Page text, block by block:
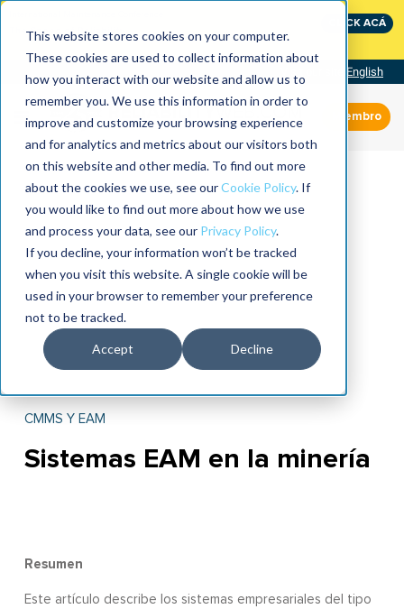
This website stores cookies on your computer.
These cookies are used to collect information about
how you interact with our website and allow us to
remember you. We use this information in order to
improve and customize your browsing experience
and for analytics and metrics about our visitors both
on this website and other media. To find out more
about the cookies we use, see ourCookie Policy. If
you would like to find out more about how we use
and process your data, see our Privacy Policy.
If you decline, your information won’t be tracked
when you visit this website. A single cookie will be
used in your browser to remember your preference
not to be tracked.
Accept Decline
The Speed of Reliability
CLICK ACÁ
English
Miembro
CMMS Y EAM
Sistemas EAM en la minería
Resumen
Este artículo describe los sistemas empresariales del tipo